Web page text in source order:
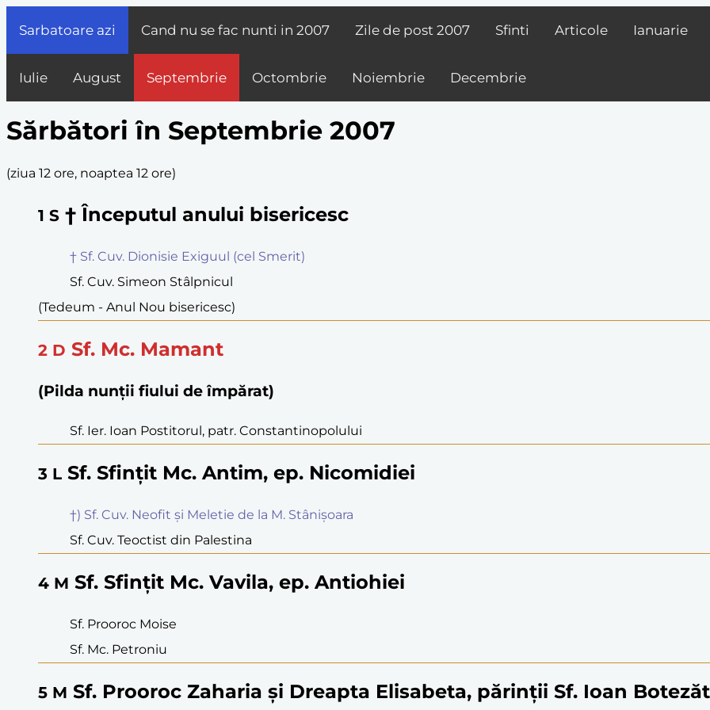
Sarbatoare azi Cand nu se fac nunti in 2007 Zile de post 2007 Sfinti Articole Ianuarie
Iulie August Septembrie Octombrie Noiembrie Decembrie
Sărbători în Septembrie 2007
(ziua 12 ore, noaptea 12 ore)
1 S † Începutul anului bisericesc
† Sf. Cuv. Dionisie Exiguul (cel Smerit)
Sf. Cuv. Simeon Stâlpnicul
(Tedeum - Anul Nou bisericesc)
2 D Sf. Mc. Mamant
(Pilda nunții fiului de împărat)
Sf. Ier. Ioan Postitorul, patr. Constantinopolului
3 L Sf. Sfințit Mc. Antim, ep. Nicomidiei
†) Sf. Cuv. Neofit și Meletie de la M. Stânișoara
Sf. Cuv. Teoctist din Palestina
4 M Sf. Sfințit Mc. Vavila, ep. Antiohiei
Sf. Prooroc Moise
Sf. Mc. Petroniu
5 M Sf. Prooroc Zaharia și Dreapta Elisabeta, părinții Sf. Ioan